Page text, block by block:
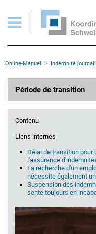
Pages importantes
Page d'accueil
Contenu
Plan du site
Rootline
Online-Manuel Indemnité
Période de transition
Contenu
Liens internes
Délai de transition
l'assurance
La recherche d'un
nécessite également
Suspension des
sente toujours en